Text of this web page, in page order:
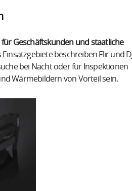
für Geschäftskunden und staatliche
beschreiben Flir und DJI
bei Nacht oder für Inspektionen
Wärmebildern von Vorteil sein.